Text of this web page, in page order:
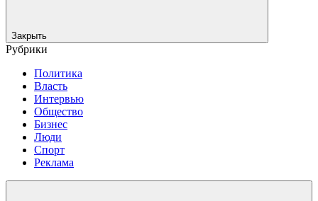
Закрыть
Рубрики
Политика
Власть
Интервью
Общество
Бизнес
Люди
Спорт
Реклама